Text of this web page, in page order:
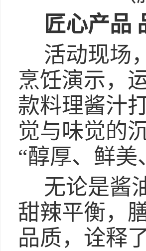
匠心产品
活动现场
烹饪演示，
款料理酱汁
觉与味觉的
“醇厚、鲜
无论是酱
甜辣平衡，
品质，诠释